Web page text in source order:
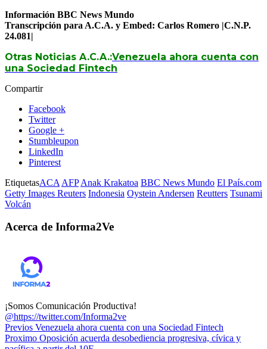
Información BBC News Mundo
Transcripción para A.C.A. y Embed: Carlos Romero |C.N.P.
24.081|
Otras Noticias A.C.A.:Venezuela ahora cuenta con
una Sociedad Fintech
Compartir
Facebook
Twitter
Google +
Stumbleupon
LinkedIn
Pinterest
EtiquetasACA AFP Anak Krakatoa BBC News Mundo El País.com
Getty Images Reuters Indonesia Oystein Andersen Reutters Tsunami
Volcán
Acerca de Informa2Ve
¡Somos Comunicación Productiva!
@https://twitter.com/Informa2ve
Previos Venezuela ahora cuenta con una Sociedad Fintech
Proximo Oposición acuerda desobediencia progresiva, cívica y